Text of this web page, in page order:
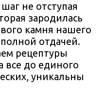
не отступая
зародилась
камня нашего
отдачей.
рецептуры
все до единого
уникальны